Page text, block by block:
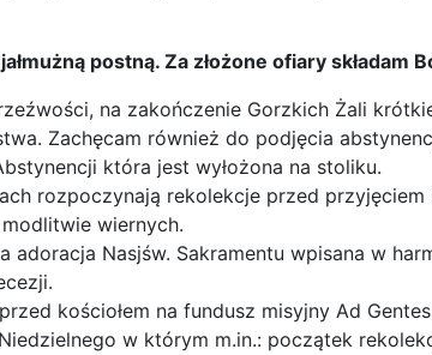
postną. Za złożone ofiary składam
na zakończenie Gorzkich Żali
Zachęcam również do podjęcia
która jest wyłożona na stoliku.
rozpoczynają rekolekcje przed przyjęciem
wiernych.
adoracja Nasjśw. Sakramentu wpisana w
kościołem na fundusz misyjny Ad
w którym m.in.: początek